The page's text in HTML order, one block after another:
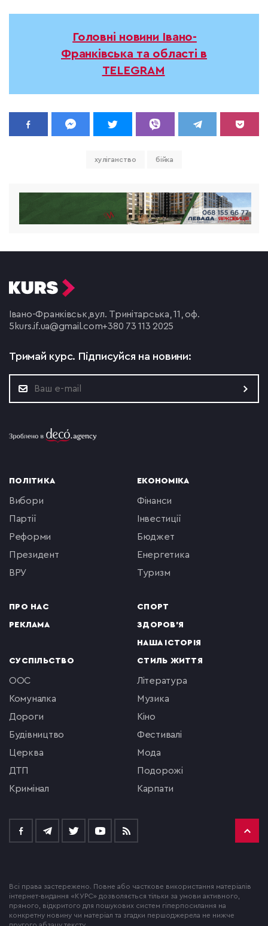
Головні новини Івано-
Франківська та області в
TELEGRAM
хуліганство бійка
Івано-Франківськ,вул. Тринітарська, 11, оф.
5 kurs.if.ua@gmail.com+380 73 113 2025
Тримай курс. Підписуйся на новини:
ПОЛІТИКА
вибори
партії
реформи
президент
ВРУ
ПРО НАС
РЕКЛАМА
ЕКОНОМІКА
фінанси
інвестиції
бюджет
енергетика
туризм
СПОРТ
ЗДОРОВ'Я
НАША ІСТОРІЯ
СУСПІЛЬСТВО
ООС
комуналка
Дороги
будівництво
церква
ДТП
кримінал
СТИЛЬ ЖИТТЯ
література
музика
кіно
фестивалі
мода
подорожі
Карпати
Всі права застережено. Повне або часткове використання матеріалів
інтернет-видання «КУРС» дозволяється тільки за умови активного,
прямого, відкритого для пошукових систем гіперпосилання на
конкретну новину чи матеріал та згадки першоджерела не нижче